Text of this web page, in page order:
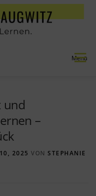
Menü
und
–
2025 VON STEPHANIE